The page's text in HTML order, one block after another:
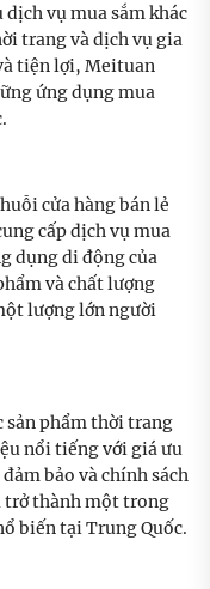
vụ mua sắm khác
trang và dịch vụ gia
tiện lợi, Meituan
ứng dụng mua
cửa hàng bán lẻ
cấp dịch vụ mua
dụng di động của
và chất lượng
lượng lớn người
sản phẩm thời trang
nổi tiếng với giá ưu
bảo và chính sách
trở thành một trong
biến tại Trung Quốc.